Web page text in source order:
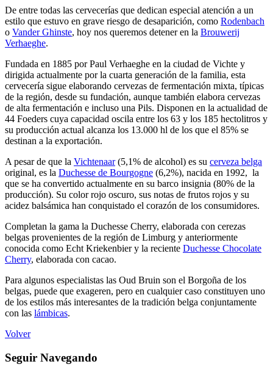
De entre todas las cervecerías que dedican especial atención a un
estilo que estuvo en grave riesgo de desaparición, como Rodenbach
o Vander Ghinste, hoy nos queremos detener en la Brouwerij
Verhaeghe.
Fundada en 1885 por Paul Verhaeghe en la ciudad de Vichte y
dirigida actualmente por la cuarta generación de la familia, esta
cervecería sigue elaborando cervezas de fermentación mixta, típicas
de la región, desde su fundación, aunque también elabora cervezas
de alta fermentación e incluso una Pils. Disponen en la actualidad de
44 Foeders cuya capacidad oscila entre los 63 y los 185 hectolitros y
su producción actual alcanza los 13.000 hl de los que el 85% se
destinan a la exportación.
A pesar de que la Vichtenaar(5,1% de alcohol) es su cerveza belga
original, es la Duchesse de Bourgogne (6,2%), nacida en 1992, la
que se ha convertido actualmente en su barco insignia (80% de la
producción). Su color rojo oscuro, sus notas de frutos rojos y su
acidez balsámica han conquistado el corazón de los consumidores.
Completan la gama la Duchesse Cherry, elaborada con cerezas
belgas provenientes de la región de Limburg y anteriormente
conocida como Echt Kriekenbier y la reciente Duchesse Chocolate
Cherry, elaborada con cacao.
Para algunos especialistas las Oud Bruin son el Borgoña de los
belgas, puede que exageren, pero en cualquier caso constituyen uno
de los estilos más interesantes de la tradición belga conjuntamente
con las lámbicas.
Volver
Seguir Navegando